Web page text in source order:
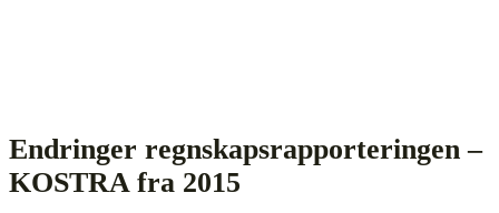
Endringer regnskapsrapporteringen –
KOSTRA fra 2015